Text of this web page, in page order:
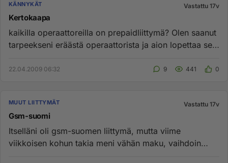
KÄNNYKÄT Vastattu 17v
Kertokaapa
kaikilla operaattoreilla on prepaidliittymä? Olen saanut
tarpeekseni eräästä operaattorista ja aion lopettaa sen
22.04.2009 06:32 9 441 0
MUUT LIITTYMÄT Vastattu 17v
Gsm-suomi
Itselläni oli gsm-suomen liittymä, mutta viime
viikkoisen kohun takia meni vähän maku, vaihdoin